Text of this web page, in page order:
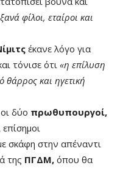
φίλοι, εταίροι και
έκανε λόγο για
τόνισε ότι «η επίλυση
θάρρος και ηγετική
δύο πρωθυπουργοί,
επίσημοι
σκάφη στην απέναντι
της ΠΓΔΜ, όπου θα